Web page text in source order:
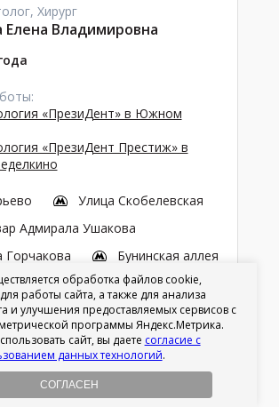
Хирург
Елена Владимировна
«ПрезиДент» в Южном
«ПрезиДент Престиж» в
Улица Скобелевская
Адмирала Ушакова
Горчакова
Бунинская аллея
0 0
Положительных
|отрицательных
обработка файлов cookie,
работы сайта, а также для анализа
и улучшения предоставляемых сервисов с
программы Яндекс.Метрика.
сайт, вы даете согласие с
данных технологий.
СОГЛАСЕН